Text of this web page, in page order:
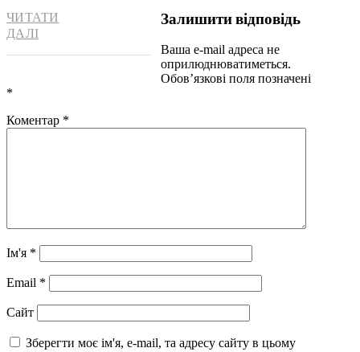
ЧИТАТИ
ДАЛІ
Залишити відповідь
Ваша e-mail адреса не
оприлюднюватиметься.
Обов’язкові поля позначені
*
Коментар *
Ім'я *
Email *
Сайт
Зберегти моє ім'я, e-mail, та адресу сайту в цьому